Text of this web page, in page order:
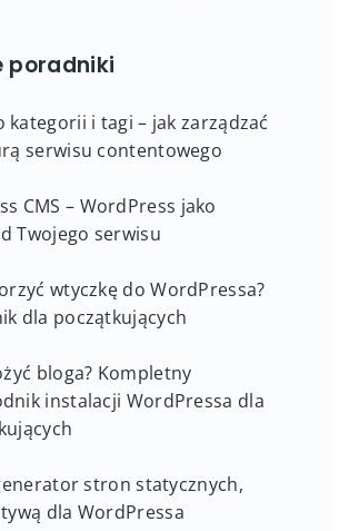
poradniki
kategorii i tagi – jak zarządzać
serwisu contentowego
CMS – WordPress jako
Twojego serwisu
wtyczkę do WordPressa?
dla początkujących
bloga? Kompletny
instalacji WordPressa dla
stron statycznych,
dla WordPressa